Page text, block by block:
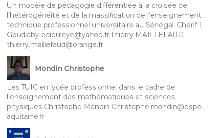
Un modèle de pédagogie différentiée à la croisée de
l’hétérogénéité et de la massification de l’enseignement
technique professionnel universitaire au Sénégal. Chérif I.
Goudiaby ediouleye@yahoo.fr Thierry MAILLEFAUD
thierry.maillefaud@orange.fr
Mondin Christophe
Les TUIC en lycée professionnel dans le cadre de
l’enseignement des mathématiques et sciences
physiques Christophe Mondin Christophe.mondin@espe-
aquitaine.fr